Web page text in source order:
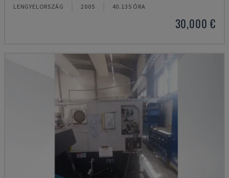
LENGYELORSZÁG 2005 40.135 ÓRA
30,000 €